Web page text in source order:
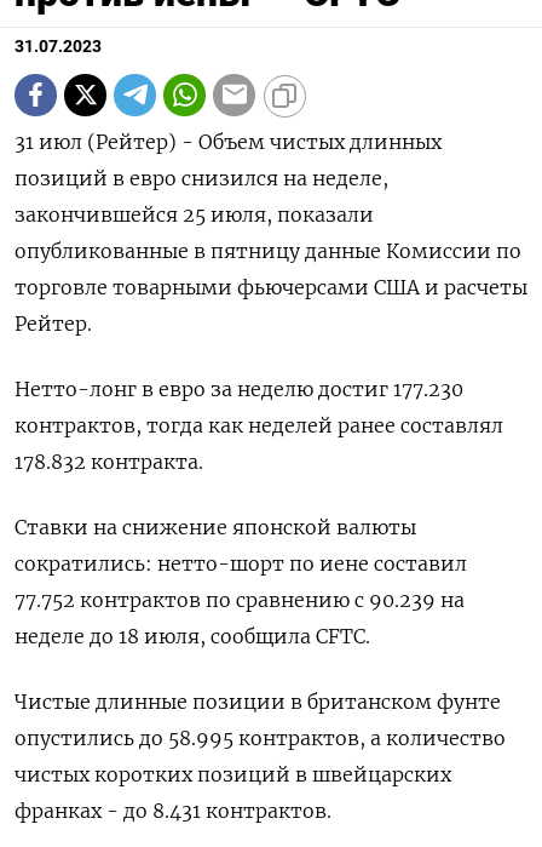
31.07.2023
31 июл (Рейтер) - Объем чистых длинных
позиций в евро снизился на неделе,
закончившейся 25 июля, показали
опубликованные в пятницу данные Комиссии по
торговле товарными фьючерсами США и расчеты
Рейтер.
Нетто-лонг в евро за неделю достиг 177.230
контрактов, тогда как неделей ранее составлял
178.832 контракта.
Ставки на снижение японской валюты
сократились: нетто-шорт по иене составил
77.752 контрактов по сравнению с 90.239 на
неделе до 18 июля, сообщила CFTC.
Чистые длинные позиции в британском фунте
опустились до 58.995 контрактов, а количество
чистых коротких позиций в швейцарских
франках - до 8.431 контрактов.